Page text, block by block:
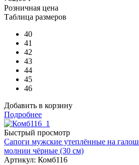
Розничная цена
Таблица размеров
40
41
42
43
44
45
46
Добавить в корзину
Подробнее
Быстрый просмотр
Сапоги мужские утеплённые на
молнии чёрные (30 см)
Артикул: Комб116